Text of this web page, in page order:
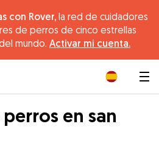
con Rover, la red de cuidadores
de perros de cinco estrellas
mundo. Activar mi cuenta.
en san